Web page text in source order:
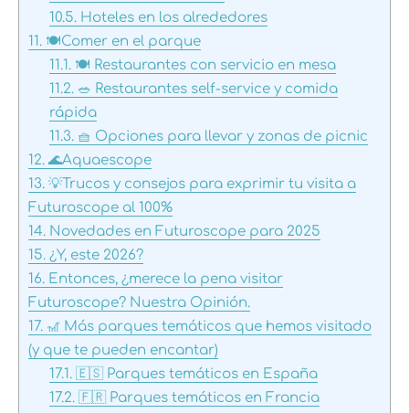
10.5.Hoteles en los alrededores
11. 🍽️Comer en el parque
11.1.🍽️ Restaurantes con servicio en mesa
11.2.🥗 Restaurantes self-service y comida
rápida
11.3.🧺 Opciones para llevar y zonas de picnic
12. 🌊Aquaescope
13. 💡Trucos y consejos para exprimir tu visita a
Futuroscope al 100%
14. Novedades en Futuroscope para 2025
15. ¿Y, este 2026?
16. Entonces, ¿merece la pena visitar
Futuroscope? Nuestra Opinión.
17. 🎢 Más parques temáticos que hemos visitado
(y que te pueden encantar)
17.1.🇪🇸 Parques temáticos en España
17.2.🇫🇷 Parques temáticos en Francia